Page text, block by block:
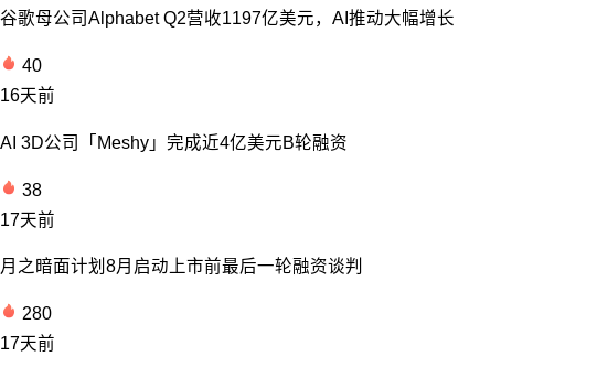
谷歌母公司Alphabet Q2营收1197亿美元，AI推动大幅增长
40
16天前
AI 3D公司「Meshy」完成近4亿美元B轮融资
38
17天前
月之暗面计划8月启动上市前最后一轮融资谈判
280
17天前